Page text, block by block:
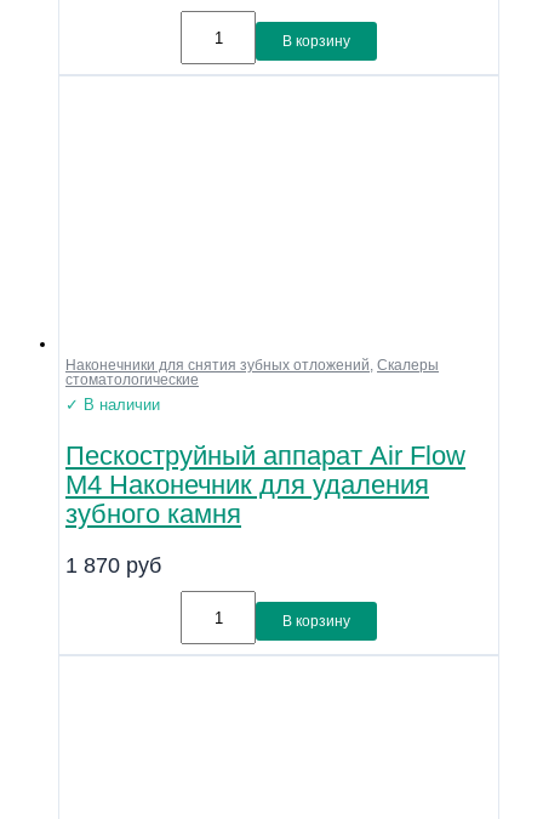
В корзину
Наконечники для снятия зубных отложений, Скалеры
стоматологические
✓ В наличии
Пескоструйный аппарат Air Flow
М4 Наконечник для удаления
зубного камня
1 870 руб
В корзину